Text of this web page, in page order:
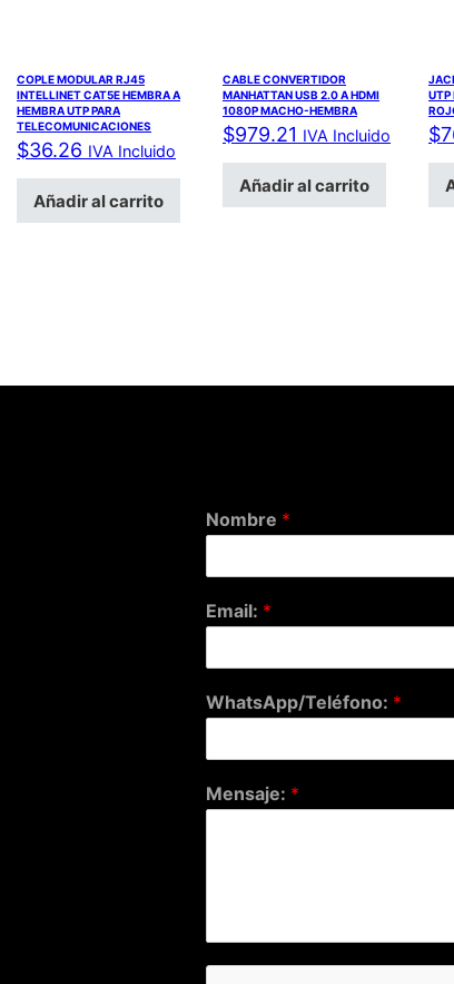
COPLE MODULAR RJ45
INTELLINET CAT5E HEMBRA A
HEMBRA UTP PARA
TELECOMUNICACIONES
$36.26 IVA Incluido
Añadir al carrito
CABLE CONVERTIDOR
MANHATTAN USB 2.0 A HDMI
1080P MACHO-HEMBRA
$979.21 IVA Incluido
Añadir al carrito
UTP
$
Nombre *
Email: *
WhatsApp/Teléfono: *
Mensaje: *